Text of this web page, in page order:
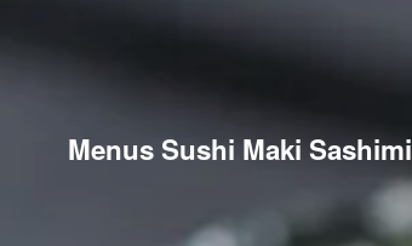
Menus Sushi Maki Sashimi